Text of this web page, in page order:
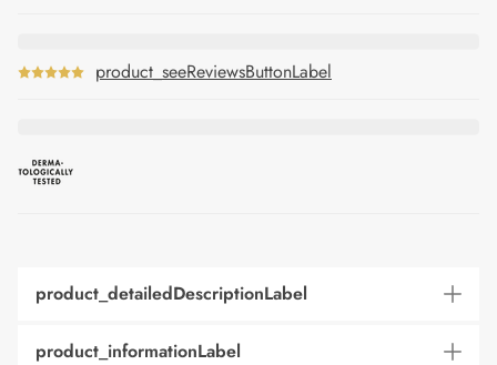
product_seeReviewsButtonLabel
product_detailedDescriptionLabel
product_informationLabel